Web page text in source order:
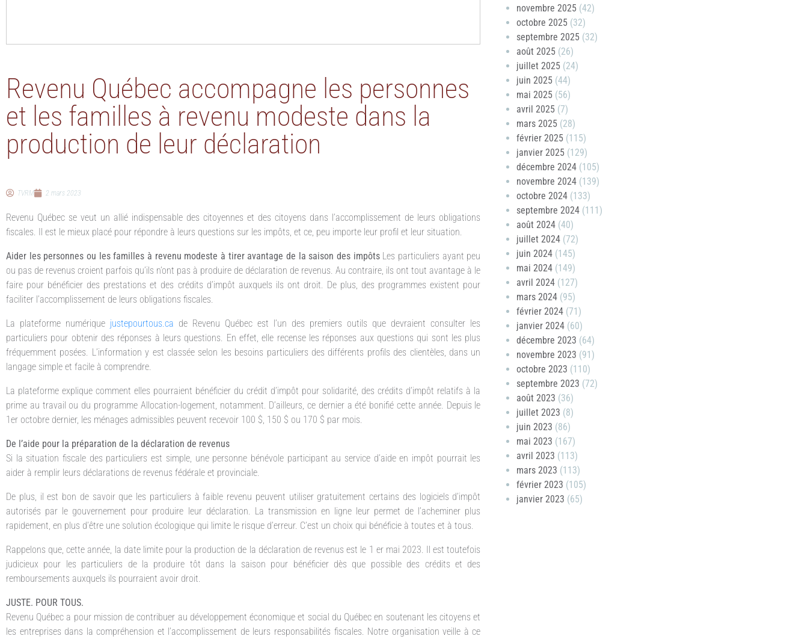
Revenu Québec accompagne les personnes
et les familles à revenu modeste dans la
production de leur déclaration
TVRM 2 mars 2023
Revenu Québec se veut un allié indispensable des citoyennes et des citoyens dans l’accomplissement de leurs obligations
fiscales. Il est le mieux placé pour répondre à leurs questions sur les impôts, et ce, peu importe leur profil et leur situation.
Aider les personnes ou les familles à revenu modeste à tirer avantage de la saison des impôts Les particuliers ayant peu
ou pas de revenus croient parfois qu’ils n’ont pas à produire de déclaration de revenus. Au contraire, ils ont tout avantage à le
faire pour bénéficier des prestations et des crédits d’impôt auxquels ils ont droit. De plus, des programmes existent pour
faciliter l’accomplissement de leurs obligations fiscales.
La plateforme numérique justepourtous.ca de Revenu Québec est l’un des premiers outils que devraient consulter les
particuliers pour obtenir des réponses à leurs questions. En effet, elle recense les réponses aux questions qui sont les plus
fréquemment posées. L’information y est classée selon les besoins particuliers des différents profils des clientèles, dans un
langage simple et facile à comprendre.
La plateforme explique comment elles pourraient bénéficier du crédit d’impôt pour solidarité, des crédits d’impôt relatifs à la
prime au travail ou du programme Allocation-logement, notamment. D’ailleurs, ce dernier a été bonifié cette année. Depuis le
1er octobre dernier, les ménages admissibles peuvent recevoir 100 $, 150 $ ou 170 $ par mois.
De l’aide pour la préparation de la déclaration de revenus
Si la situation fiscale des particuliers est simple, une personne bénévole participant au service d’aide en impôt pourrait les
aider à remplir leurs déclarations de revenus fédérale et provinciale.
De plus, il est bon de savoir que les particuliers à faible revenu peuvent utiliser gratuitement certains des logiciels d’impôt
autorisés par le gouvernement pour produire leur déclaration. La transmission en ligne leur permet de l’acheminer plus
rapidement, en plus d’être une solution écologique qui limite le risque d’erreur. C’est un choix qui bénéficie à toutes et à tous.
Rappelons que, cette année, la date limite pour la production de la déclaration de revenus est le 1 er mai 2023. Il est toutefois
judicieux pour les particuliers de la produire tôt dans la saison pour bénéficier dès que possible des crédits et des
remboursements auxquels ils pourraient avoir droit.
JUSTE. POUR TOUS.
Revenu Québec a pour mission de contribuer au développement économique et social du Québec en soutenant les citoyens et
les entreprises dans la compréhension et l’accomplissement de leurs responsabilités fiscales. Notre organisation veille à ce
novembre 2025 (42)
octobre 2025 (32)
septembre 2025 (32)
août 2025 (26)
juillet 2025 (24)
juin 2025 (44)
mai 2025 (56)
avril 2025 (7)
mars 2025 (28)
février 2025 (115)
janvier 2025 (129)
décembre 2024 (105)
novembre 2024 (139)
octobre 2024 (133)
septembre 2024 (111)
août 2024 (40)
juillet 2024 (72)
juin 2024 (145)
mai 2024 (149)
avril 2024 (127)
mars 2024 (95)
février 2024 (71)
janvier 2024 (60)
décembre 2023 (64)
novembre 2023 (91)
octobre 2023 (110)
septembre 2023 (72)
août 2023 (36)
juillet 2023 (8)
juin 2023 (86)
mai 2023 (167)
avril 2023 (113)
mars 2023 (113)
février 2023 (105)
janvier 2023 (65)